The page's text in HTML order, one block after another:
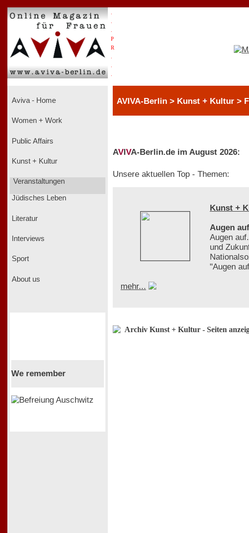
P
R
Aviva - Home
Women + Work
Public Affairs
Kunst + Kultur
Veranstaltungen
Jüdisches Leben
Literatur
Interviews
Sport
About us
We remember
AVIVA-Berlin > Kunst + Kultur >
AVIVA-Berlin.de im August 2026:
Unsere aktuellen Top - Themen:
Kunst +
Augen
Augen
und
"Augen
mehr...
Archiv Kunst + Kultur - Seiten